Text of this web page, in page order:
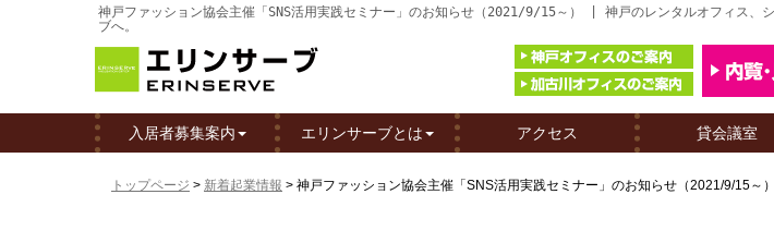
神戸ファッション協会主催「SNS活用実践セミナー」のお知らせ（2021/9/15～） | 神戸のレンタルオフィス、
ブへ。
入居者募集案内 エリンサーブとは アクセス 貸会議室
トップページ > 新着起業情報 > 神戸ファッション協会主催「SNS活用実践セミナー」のお知らせ（2021/9/15～）